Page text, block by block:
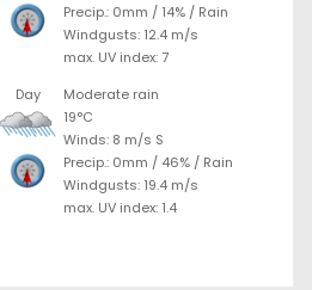
Precip.: 0mm / 14% / Rain
Windgusts: 12.4 m/s
max. UV index: 7
Day
Moderate rain
19°C
Winds: 8 m/s S
Precip.: 0mm / 46% / Rain
Windgusts: 19.4 m/s
max. UV index: 1.4